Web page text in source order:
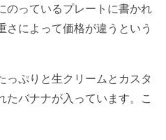
のっているプレートに書かれ
さによって価格が違うという
っぷりと生クリームとカスタ
バナナが入っています。 こ